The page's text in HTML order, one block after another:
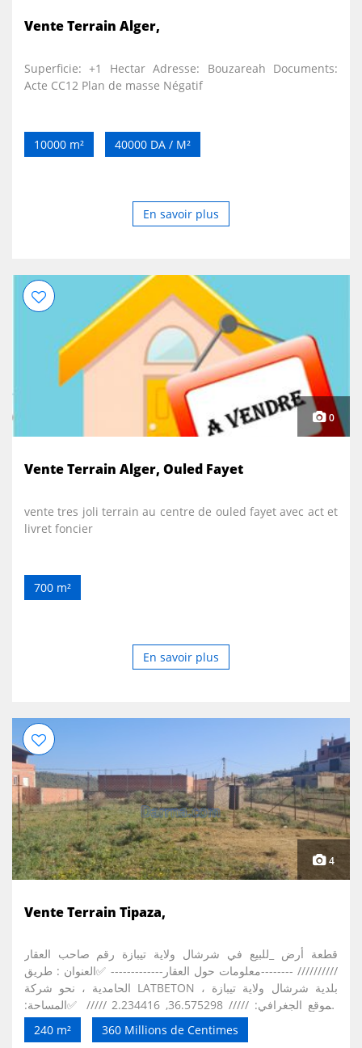
Vente Terrain Alger,
Superficie: +1 Hectar Adresse: Bouzareah Documents:
Acte CC12 Plan de masse Négatif
10000 m² 40000 DA / M²
En savoir plus
0
Vente Terrain Alger, Ouled Fayet
vente tres joli terrain au centre de ouled fayet avec act et
livret foncier
700 m²
En savoir plus
4
Vente Terrain Tipaza,
قطعة​ أرض _للبيع في شرشال ولاية تيبازة رقم صاحب العقار
////////// --------معلومات حول العقار------------- ✅العنوان : طريق
الحامدية ، نحو شركة LATBETON ، بلدية شرشال ولاية تيبازة
الموقع الجغرافي: ///// 36.575298, 2.234416 ///// ✅المساحة:
240م² ✅الوثائق: عقد موثق ، مشهر في المحافظة العقارية ✅️يقع
بحي هادئ ✅️منطقة مميزة ✅السعر :360 مليون ✅أرض مسطحة ،
240 m² 360 Millions de Centimes